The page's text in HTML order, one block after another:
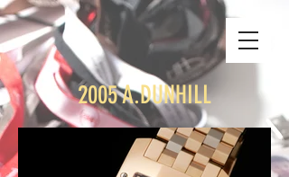
2005 A.DUNHILL